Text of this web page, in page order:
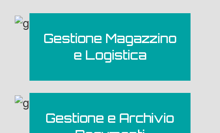
Gestione Magazzino
e Logistica
Gestione e Archivio